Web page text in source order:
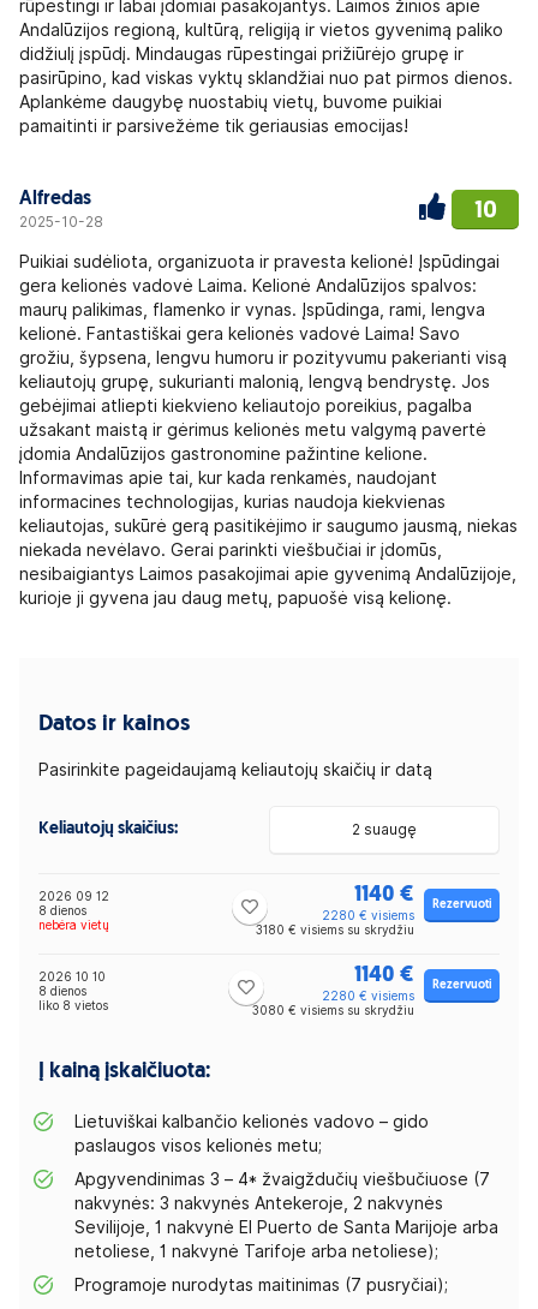
rūpestingi ir labai įdomiai pasakojantys. Laimos žinios apie
Andalūzijos regioną, kultūrą, religiją ir vietos gyvenimą paliko
didžiulį įspūdį. Mindaugas rūpestingai prižiūrėjo grupę ir
pasirūpino, kad viskas vyktų sklandžiai nuo pat pirmos dienos.
Aplankėme daugybę nuostabių vietų, buvome puikiai
pamaitinti ir parsivežėme tik geriausias emocijas!
Alfredas
2025-10-28 10
Puikiai sudėliota, organizuota ir pravesta kelionė! Įspūdingai
gera kelionės vadovė Laima. Kelionė Andalūzijos spalvos:
maurų palikimas, flamenko ir vynas. Įspūdinga, rami, lengva
kelionė. Fantastiškai gera kelionės vadovė Laima! Savo
grožiu, šypsena, lengvu humoru ir pozityvumu pakerianti visą
keliautojų grupę, sukurianti malonią, lengvą bendrystę. Jos
gebėjimai atliepti kiekvieno keliautojo poreikius, pagalba
užsakant maistą ir gėrimus kelionės metu valgymą pavertė
įdomia Andalūzijos gastronomine pažintine kelione.
Informavimas apie tai, kur kada renkamės, naudojant
informacines technologijas, kurias naudoja kiekvienas
keliautojas, sukūrė gerą pasitikėjimo ir saugumo jausmą, niekas
niekada nevėlavo. Gerai parinkti viešbučiai ir įdomūs,
nesibaigiantys Laimos pasakojimai apie gyvenimą Andalūzijoje,
kurioje ji gyvena jau daug metų, papuošė visą kelionę.
Datos ir kainos
Pasirinkite pageidaujamą keliautojų skaičių ir datą
Keliautojų skaičius: 2 suaugę
2026 09 12
8 dienos
nebėra vietų
1140 €
2280 € visiems
3180 € visiems su skrydžiu
Rezervuoti
2026 10 10
8 dienos
liko 8 vietos
1140 €
2280 € visiems
3080 € visiems su skrydžiu
Rezervuoti
Į kainą įskaičiuota:
Lietuviškai kalbančio kelionės vadovo – gido
paslaugos visos kelionės metu;
Apgyvendinimas 3 – 4* žvaigždučių viešbučiuose (7
nakvynės: 3 nakvynės Antekeroje, 2 nakvynės
Sevilijoje, 1 nakvynė El Puerto de Santa Marijoje arba
netoliese, 1 nakvynė Tarifoje arba netoliese);
Programoje nurodytas maitinimas (7 pusryčiai);